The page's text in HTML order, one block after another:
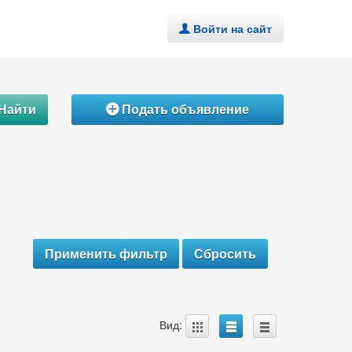
. Войти на сайт
ÁПодать объявление
Вид: A B C